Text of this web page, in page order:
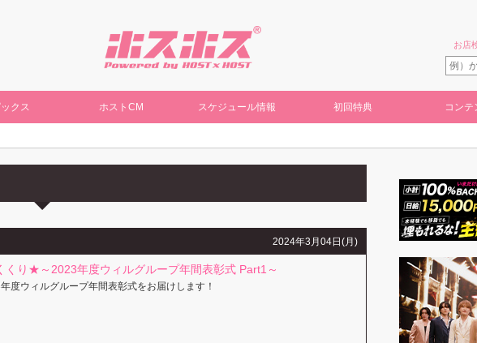
お店
ックス ホストCM スケジュール情報 初回特典 コンテ
2024年3月04日(月)
くり★～2023年度ウィルグループ年間表彰式 Part1～
度ウィルグループ年間表彰式をお届けします！